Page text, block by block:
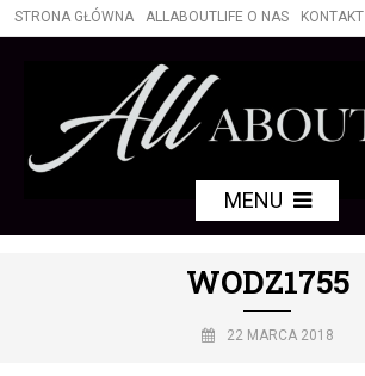
STRONA GŁÓWNA ALLABOUTLIFE O NAS KONTAKT
MENU
WODZ1755
22 MARCA 2018